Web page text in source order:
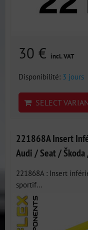
30 € incl. VAT
Disponibilité: 3 jours
SELECT
221868A Insert
Audi / Seat / Škoda
221868A : Insert
sportif...